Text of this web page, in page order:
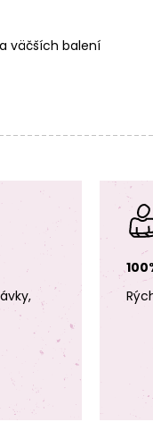
Nunn
väčších balení